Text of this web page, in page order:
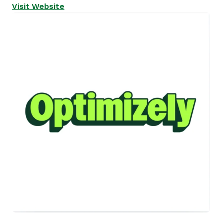
Visit Website